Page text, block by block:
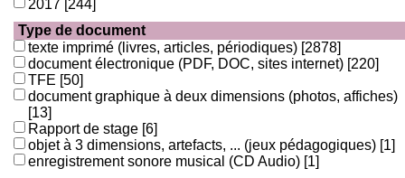
2017 [244]
Type de document
texte imprimé (livres, articles, périodiques) [2878]
document électronique (PDF, DOC, sites internet) [220]
TFE [50]
document graphique à deux dimensions (photos, affiches)
[13]
Rapport de stage [6]
objet à 3 dimensions, artefacts, ... (jeux pédagogiques) [1]
enregistrement sonore musical (CD Audio) [1]